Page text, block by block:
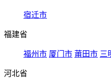
宿迁市
福建省
福州市 厦门市 莆田市 三
河北省